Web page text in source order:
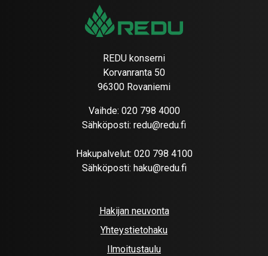
REDU konserni
Korvanranta 50
96300 Rovaniemi
Vaihde: 020 798 4000
Sähköposti: redu@redu.fi
Hakupalvelut: 020 798 4100
Sähköposti: haku@redu.fi
Hakijan neuvonta
Yhteystietohaku
Ilmoitustaulu